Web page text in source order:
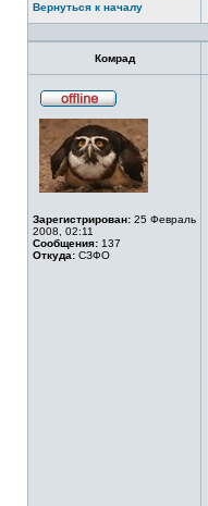
Вернуться к началу
Комрад
сети
Зарегистрирован: 25 Февраль
2008, 02:11
Сообщения: 137
Откуда: СЗФО